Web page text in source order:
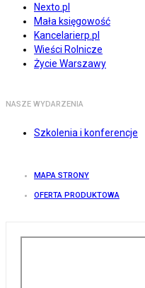
Nexto.pl
Mała księgowość
Kancelarierp.pl
Wieści Rolnicze
Życie Warszawy
NASZE WYDARZENIA
Szkolenia i konferencje
MAPA STRONY
OFERTA PRODUKTOWA